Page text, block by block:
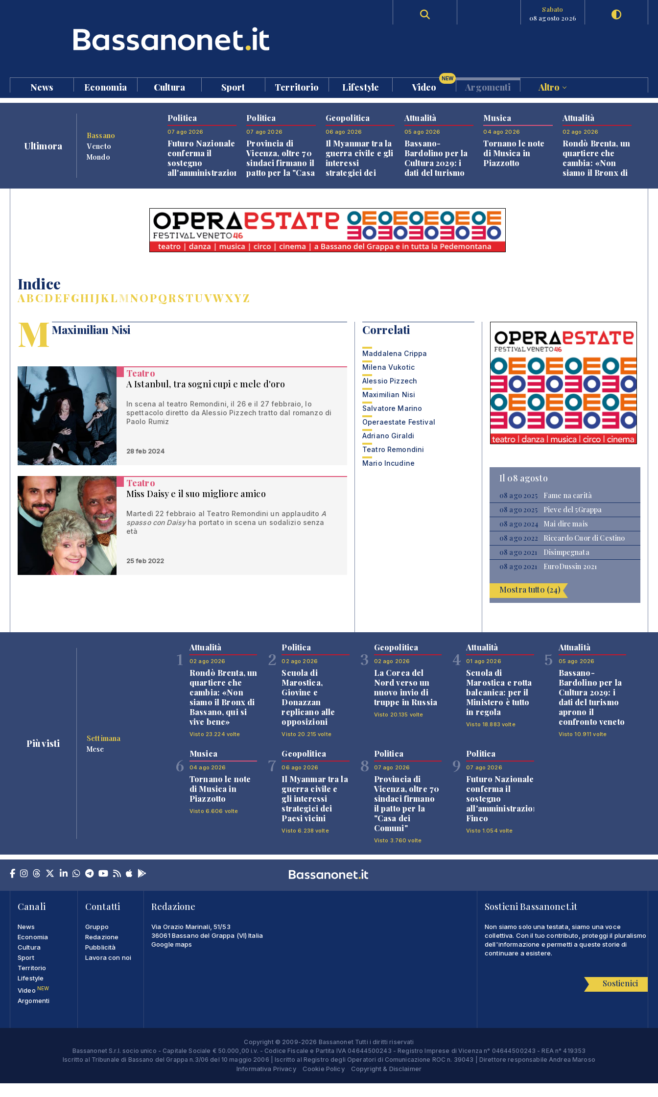
Sabato
08 agosto 2026
News Economia Cultura Sport Territorio Lifestyle Video
NEW
Argomenti Altro
Ultimora
Bassano
Veneto
Mondo
Politica
07 ago 2026
Futuro Nazionale
conferma il
sostegno
all'amministrazione
Politica
07 ago 2026
Provincia di
Vicenza, oltre 70
sindaci firmano il
patto per la "Casa
Geopolitica
06 ago 2026
Il Myanmar tra la
guerra civile e gli
interessi
strategici dei
Attualità
05 ago 2026
Bassano-
Bardolino per la
Cultura 2029: i
dati del turismo
Musica
04 ago 2026
Tornano le note
di Musica in
Piazzotto
Attualità
02 ago 2026
Rondò Brenta, un
quartiere che
cambia: «Non
siamo il Bronx di
Indice
ABCDEFGHIJKLMNOPQRSTUVWXYZ
M Maximilian Nisi
Teatro
A Istanbul, tra sogni cupi e mele d'oro
In scena al teatro Remondini, il 26 e il 27 febbraio, lo
spettacolo diretto da Alessio Pizzech tratto dal romanzo di
Paolo Rumiz
28 feb 2024
Teatro
Miss Daisy e il suo migliore amico
Martedì 22 febbraio al Teatro Remondini un applaudito A
spasso con Daisyha portato in scena un sodalizio senza
età
25 feb 2022
Correlati
Maddalena Crippa
Milena Vukotic
Alessio Pizzech
Maximilian Nisi
Salvatore Marino
Operaestate Festival
Adriano Giraldi
Teatro Remondini
Mario Incudine
Il 08 agosto
08 ago 2025
Fame na carità
08 ago 2025
Pieve del 5Grappa
08 ago 2024
Mai dire mais
08 ago 2022
Riccardo Cuor di Cestino
08 ago 2021
Disimpegnata
08 ago 2021
EuroDussin 2021
Mostra tutto (24)
Più visti
Settimana
Mese
1
Attualità
02 ago 2026
Rondò Brenta, un
quartiere che
cambia: «Non
siamo il Bronx di
Bassano, qui si
vive bene»
Visto 23.224 volte
2
Politica
02 ago 2026
Scuola di
Marostica,
Giovine e
Donazzan
replicano alle
opposizioni
Visto 20.215 volte
3
Geopolitica
02 ago 2026
La Corea del
Nord verso un
nuovo invio di
truppe in Russia
Visto 20.135 volte
4
Attualità
01 ago 2026
Scuola di
Marostica e rotta
balcanica: per il
Ministero è tutto
in regola
Visto 18.883 volte
5
Attualità
05 ago 2026
Bassano-
Bardolino per la
Cultura 2029: i
dati del turismo
aprono il
confronto veneto
Visto 10.911 volte
6
Musica
04 ago 2026
Tornano le note
di Musica in
Piazzotto
Visto 6.606 volte
7
Geopolitica
06 ago 2026
Il Myanmar tra la
guerra civile e
gli interessi
strategici dei
Paesi vicini
Visto 6.238 volte
8
Politica
07 ago 2026
Provincia di
Vicenza, oltre 70
sindaci firmano
il patto per la
"Casa dei
Comuni"
Visto 3.760 volte
9
Politica
07 ago 2026
Futuro Nazionale
conferma il
sostegno
all'amministrazione
Finco
Visto 1.054 volte
Canali
News
Economia
Cultura
Sport
Territorio
Lifestyle
Video NEW
Argomenti
Contatti
Gruppo
Redazione
Pubblicità
Lavora con noi
Redazione
Via Orazio Marinali, 51/53
36061 Bassano del Grappa (VI) Italia
Google maps
Sostieni Bassanonet.it
Non siamo solo una testata, siamo una voce
collettiva. Con il tuo contributo, proteggi il pluralismo
dell'informazione e permetti a queste storie di
continuare a esistere.
Sostienici
Copyright © 2009-2026 Bassanonet Tutti i diritti riservati
Bassanonet S.r.l. socio unico - Capitale Sociale € 50.000,00 i.v. - Codice Fiscale e Partita IVA 04644500243 - Registro Imprese di Vicenza n° 04644500243 - REA n° 419353
Iscritto al Tribunale di Bassano del Grappa n.3/06 del 10 maggio 2006 | Iscritto al Registro degli Operatori di Comunicazione ROC n. 39043 | Direttore responsabile Andrea Maroso
Informativa Privacy Cookie Policy Copyright & Disclaimer